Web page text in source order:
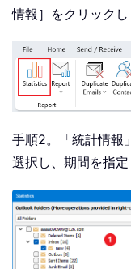
情報］をクリックし
手順2。「統計情報
選択し、期間を指定